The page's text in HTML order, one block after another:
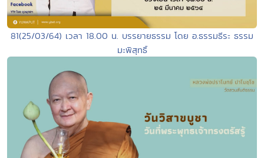
81(25/03/64) เวลา 18.00 น. บรรยายธรรม โดย อ.ธรรมธีระ ธรรม
มะพิสุทธิ์